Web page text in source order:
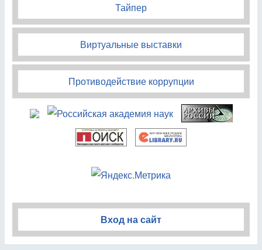
Тайпер
Виртуальные выставки
Противодействие коррупции
Вход на сайт